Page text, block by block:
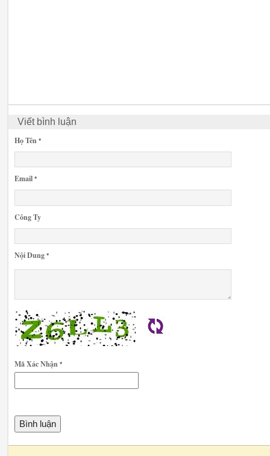
Viết bình luận
Họ Tên *
Email *
Công Ty
Nội Dung *
Mã Xác Nhận *